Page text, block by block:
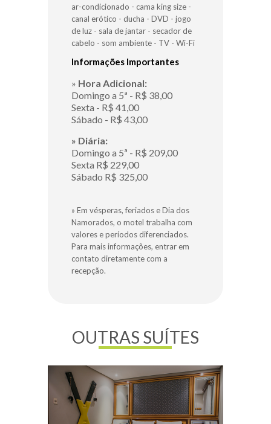
ar-condicionado - cama king size -
canal erótico - ducha - DVD - jogo
de luz - sala de jantar - secador de
cabelo - som ambiente - TV - Wi-Fi
Informações Importantes
» Hora Adicional:
Domingo a 5ª - R$ 38,00
Sexta - R$ 41,00
Sábado - R$ 43,00
» Diária:
Domingo a 5ª - R$ 209,00
Sexta R$ 229,00
Sábado R$ 325,00
» Em vésperas, feriados e Dia dos
Namorados, o motel trabalha com
valores e períodos diferenciados.
Para mais informações, entrar em
contato diretamente com a
recepção.
OUTRAS SUÍTES